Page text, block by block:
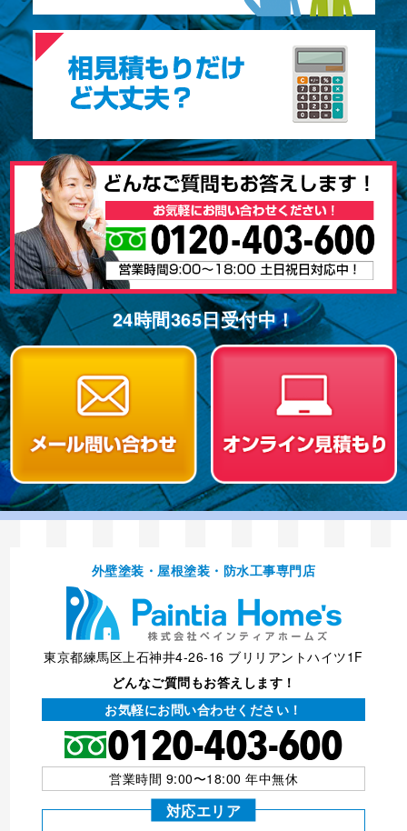
24時間365⽇受付中！
外壁塗装・屋根塗装・防⽔⼯事専⾨店
東京都練馬区上石神井4-26-16 ブリリアントハイツ1F
どんなご質問もお答えします！
お気軽にお問い合わせください！
営業時間 9:00〜18:00 年中無休
対応エリア